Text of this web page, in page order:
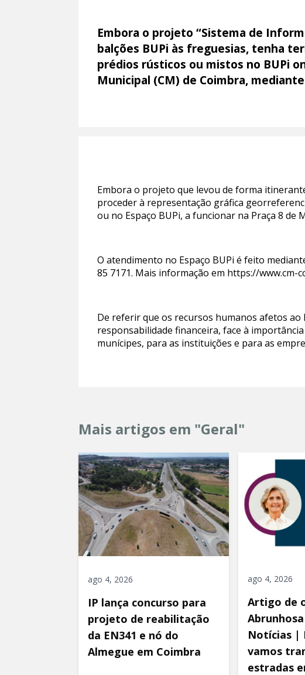
Embora o projeto “Sistema de
balções BUPi às freguesias, tenha
prédios rústicos ou mistos no BUPi
Municipal (CM) de Coimbra,
Embora o projeto que levou de forma
proceder à representação gráfica
ou no Espaço BUPi, a funcionar na Praça 8 de
O atendimento no Espaço BUPi é feito
85 7171. Mais informação em https://
De referir que os recursos humanos afetos ao
responsabilidade financeira, face à
munícipes, para as instituições e para as
Mais artigos em "Geral"
ago 4, 2026
IP lança concurso para
projeto de reabilitação
da EN341 e nó do
Almegue em Coimbra
ago 4, 2026
Artigo de
Notícias |
vamos
estradas